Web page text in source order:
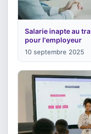
Salarie inapte au
pour l'employeur
10 septembre 2025